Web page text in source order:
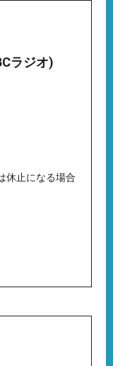
ラジオ)
休止になる場合